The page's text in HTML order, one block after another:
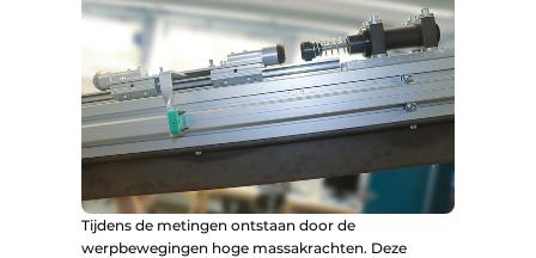
Tijdens de metingen ontstaan door de
werpbewegingen hoge massakrachten. Deze